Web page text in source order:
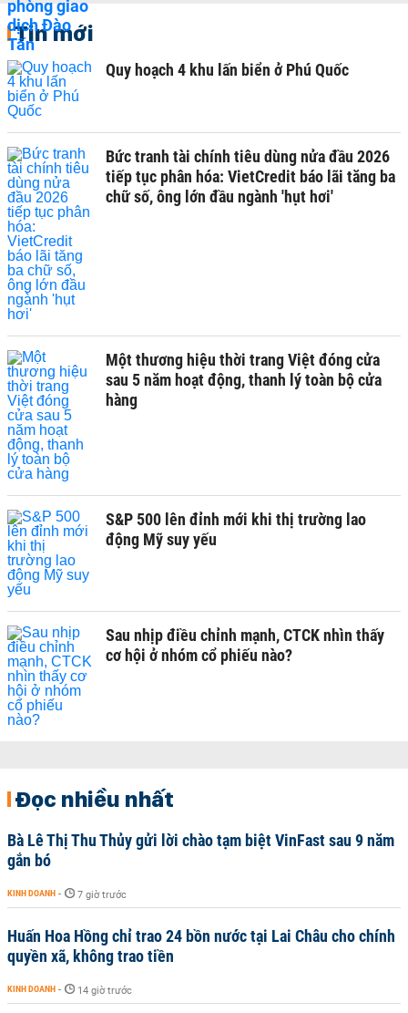
Tin mới
Quy hoạch 4 khu lấn biển ở Phú Quốc
Bức tranh tài chính tiêu dùng nửa đầu 2026
tiếp tục phân hóa: VietCredit báo lãi tăng ba
chữ số, ông lớn đầu ngành 'hụt hơi'
Một thương hiệu thời trang Việt đóng cửa
sau 5 năm hoạt động, thanh lý toàn bộ cửa
hàng
S&P 500 lên đỉnh mới khi thị trường lao
động Mỹ suy yếu
Sau nhịp điều chỉnh mạnh, CTCK nhìn thấy
cơ hội ở nhóm cổ phiếu nào?
Đọc nhiều nhất
Bà Lê Thị Thu Thủy gửi lời chào tạm biệt VinFast sau 9 năm
gắn bó
KINH DOANH - 7 giờ trước
Huấn Hoa Hồng chỉ trao 24 bồn nước tại Lai Châu cho chính
quyền xã, không trao tiền
KINH DOANH - 14 giờ trước